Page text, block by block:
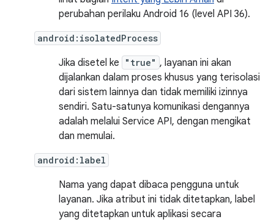
perubahan perilaku Android 16 (level API 36).
android:isolatedProcess
Jika disetel ke "true" , layanan ini akan
dijalankan dalam proses khusus yang terisolasi
dari sistem lainnya dan tidak memiliki izinnya
sendiri. Satu-satunya komunikasi dengannya
adalah melalui Service API, dengan mengikat
dan memulai.
android:label
Nama yang dapat dibaca pengguna untuk
layanan. Jika atribut ini tidak ditetapkan, label
yang ditetapkan untuk aplikasi secara